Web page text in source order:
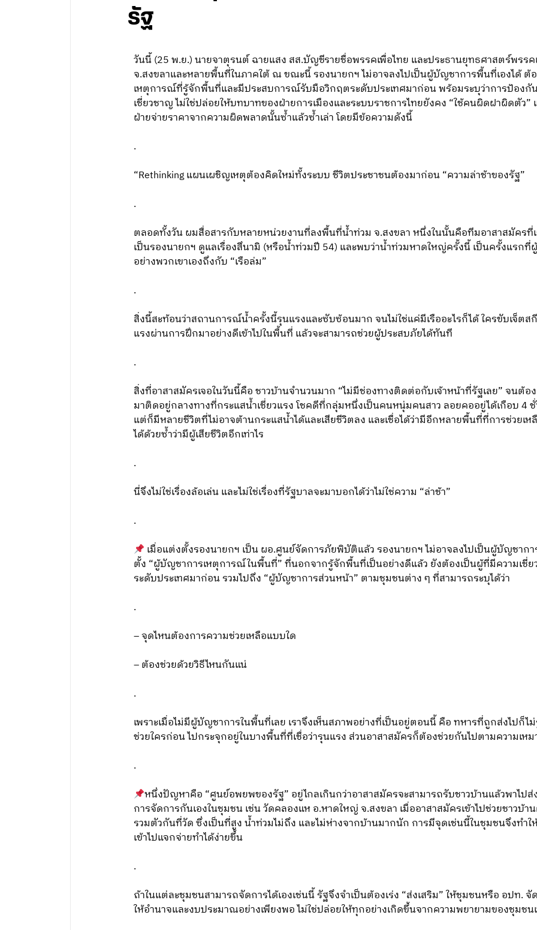
รัฐ
วันนี้ (25 พ.ย.) นายจาตุรนต์ ฉายแสง สส.บัญชีรายชื่อพรรคเพื่อไทย และประธานยุทธศาสตร์พรรค
จ.สงขลาและหลายพื้นที่ในภาคใต้ ณ ขณะนี้ รองนายกฯ ไม่อาจลงไปเป็นผู้บัญชาการพื้นที่เองได้
เหตุการณ์ที่รู้จักพื้นที่และมีประสบการณ์รับมือวิกฤตระดับประเทศมาก่อน พร้อมระบุว่าการป้อง
เชี่ยวชาญ ไม่ใช่ปล่อยให้บทบาทของฝ่ายการเมืองและระบบราชการไทยยังคง “ใช้คนผิดฝาผิดตัว
ฝ่ายจ่ายราคาจากความผิดพลาดนั้นซ้ำแล้วซ้ำเล่า โดยมีข้อความดังนี้
.
“Rethinking แผนเผชิญเหตุต้องคิดใหม่ทั้งระบบ ชีวิตประชาชนต้องมาก่อน “ความล่าช้าของรัฐ”
.
ตลอดทั้งวัน ผมสื่อสารกับหลายหน่วยงานที่ลงพื้นที่น้ำท่วม จ.สงขลา หนึ่งในนั้นคือทีมอาสาสมัคร
เป็นรองนายกฯ ดูแลเรื่องสึนามิ (หรือน้ำท่วมปี 54) และพบว่าน้ำท่วมหาดใหญ่ครั้งนี้ เป็นครั้งแรก
อย่างพวกเขาเองถึงกับ “เรือล่ม”
.
สิ่งนี้สะท้อนว่าสถานการณ์น้ำครั้งนี้รุนแรงและซับซ้อนมาก จนไม่ใช่แค่มีเรืออะไรก็ได้ ใครขับเจ็ตส
แรงผ่านการฝึกมาอย่างดีเข้าไปในพื้นที่ แล้วจะสามารถช่วยผู้ประสบภัยได้ทันที
.
สิ่งที่อาสาสมัครเจอในวันนี้คือ ชาวบ้านจำนวนมาก “ไม่มีช่องทางติดต่อกับเจ้าหน้าที่รัฐเลย” จนต้อ
มาติดอยู่กลางทางที่กระแสน้ำเชี่ยวแรง โชคดีที่กลุ่มหนึ่งเป็นคนหนุ่มคนสาว ลอยคออยู่ได้เกือบ 4
แต่ก็มีหลายชีวิตที่ไม่อาจต้านกระแสน้ำได้และเสียชีวิตลง และเชื่อได้ว่ามีอีกหลายพื้นที่ที่การช่วยเหลื
ได้ด้วยซ้ำว่ามีผู้เสียชีวิตอีกเท่าไร
.
นี่จึงไม่ใช่เรื่องล้อเล่น และไม่ใช่เรื่องที่รัฐบาลจะมาบอกได้ว่าไม่ใช่ความ “ล่าช้า”
.
เมื่อแต่งตั้งรองนายกฯ เป็น ผอ.ศูนย์จัดการภัยพิบัติแล้ว รองนายกฯ ไม่อาจลงไปเป็นผู้บัญชาก
ตั้ง “ผู้บัญชาการเหตุการณ์ในพื้นที่” ที่นอกจากรู้จักพื้นที่เป็นอย่างดีแล้ว ยังต้องเป็นผู้ที่มีความเชี่
ระดับประเทศมาก่อน รวมไปถึง “ผู้บัญชาการส่วนหน้า” ตามชุมชนต่าง ๆ ที่สามารถระบุได้ว่า
.
– จุดไหนต้องการความช่วยเหลือแบบใด
– ต้องช่วยด้วยวิธีไหนกันแน่
.
เพราะเมื่อไม่มีผู้บัญชาการในพื้นที่เลย เราจึงเห็นสภาพอย่างที่เป็นอยู่ตอนนี้ คือ ทหารที่ถูกส่งไปก็ไม่
ช่วยใครก่อน ไปกระจุกอยู่ในบางพื้นที่ที่เชื่อว่ารุนแรง ส่วนอาสาสมัครก็ต้องช่วยกันไปตามความเหม
.
หนึ่งปัญหาคือ “ศูนย์อพยพของรัฐ” อยู่ไกลเกินกว่าอาสาสมัครจะสามารถรับชาวบ้านแล้วพาไปส่
การจัดการกันเองในชุมชน เช่น วัดคลองแห อ.หาดใหญ่ จ.สงขลา เมื่ออาสาสมัครเข้าไปช่วยชาวบ้
รวมตัวกันที่วัด ซึ่งเป็นที่สูง น้ำท่วมไม่ถึง และไม่ห่างจากบ้านมากนัก การมีจุดเช่นนี้ในชุมชนจึงทำใ
เข้าไปแจกจ่ายทำได้ง่ายขึ้น
.
ถ้าในแต่ละชุมชนสามารถจัดการได้เองเช่นนี้ รัฐจึงจำเป็นต้องเร่ง “ส่งเสริม” ให้ชุมชนหรือ อปท.
ให้อำนาจและงบประมาณอย่างเพียงพอ ไม่ใช่ปล่อยให้ทุกอย่างเกิดขึ้นจากความพยายามของชุมชน